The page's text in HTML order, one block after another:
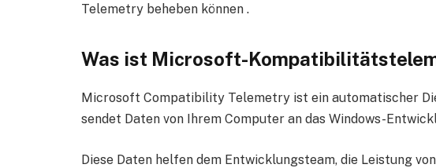
Telemetry beheben können .
Was ist Microsoft-
Microsoft Compatibility Telemetry ist ein automatischer
sendet Daten von Ihrem Computer an das Windows-
Diese Daten helfen dem Entwicklungsteam, die Leistung